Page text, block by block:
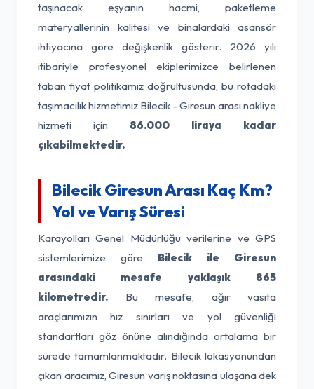
taşınacak eşyanın hacmi, paketleme
materyallerinin kalitesi ve binalardaki asansör
ihtiyacına göre değişkenlik gösterir. 2026 yılı
itibariyle profesyonel ekiplerimizce belirlenen
taban fiyat politikamız doğrultusunda, bu rotadaki
taşımacılık hizmetimiz Bilecik - Giresun arası nakliye
hizmeti için 86.000 liraya kadar
çıkabilmektedir.
Bilecik Giresun Arası Kaç Km?
Yol ve Varış Süresi
Karayolları Genel Müdürlüğü verilerine ve GPS
sistemlerimize göre Bilecik ile Giresun
arasındaki mesafe yaklaşık 865
kilometredir. Bu mesafe, ağır vasıta
araçlarımızın hız sınırları ve yol güvenliği
standartları göz önüne alındığında ortalama bir
sürede tamamlanmaktadır. Bilecik lokasyonundan
çıkan aracımız, Giresun varış noktasına ulaşana dek